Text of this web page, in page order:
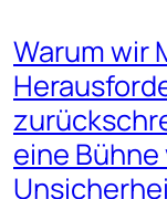
Warum wir
eine